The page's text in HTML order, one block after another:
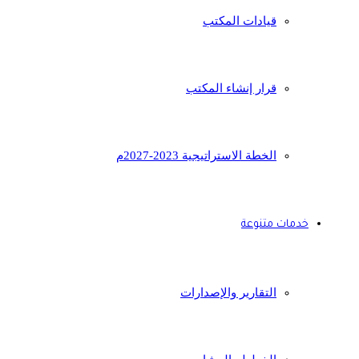
قيادات المكتب
قرار إنشاء المكتب
الخطة الاستراتيجية 2023-2027م
خدمات متنوعة
التقارير والإصدارات